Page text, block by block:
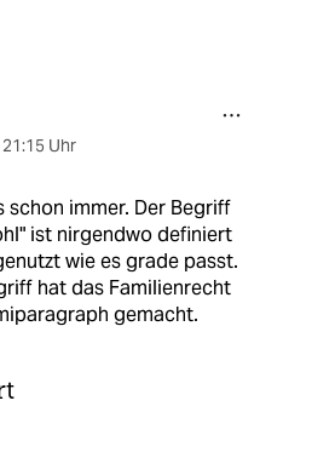
21:15 Uhr
schon immer. Der Begriff
ist nirgendwo definiert
wie es grade passt.
hat das Familienrecht
gemacht.